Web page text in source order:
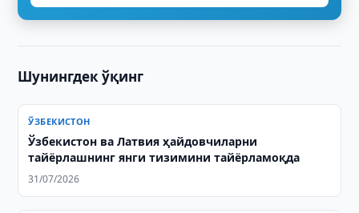
Шунингдек ўқинг
ЎЗБЕКИСТОН
Ўзбекистон ва Латвия ҳайдовчиларни
тайёрлашнинг янги тизимини тайёрламоқда
31/07/2026